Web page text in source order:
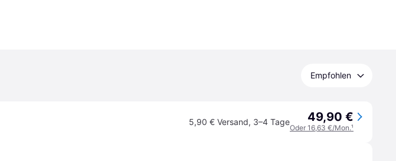
Empfohlen
5,90 € Versand, 3–4 Tage 49,90 €
Oder 16,63 €/Mon.¹